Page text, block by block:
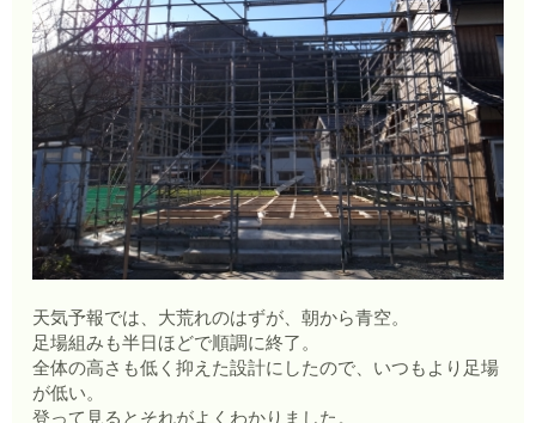
天気予報では、大荒れのはずが、朝から青空。
足場組みも半日ほどで順調に終了。
全体の高さも低く抑えた設計にしたので、いつもより足場
が低い。
登って見るとそれがよくわかりました。